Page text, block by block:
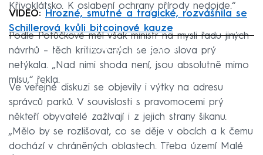
Křivoklátsko. K oslabení ochrany přírody nedojde.“
VIDEO:
Hrozné, smutné a tragické, rozvášnila se
Schillerová kvůli bitcoinové kauze
Failed to fetch
Podle Potůčkové měl však ministr na mysli řadu jiných
návrhů – těch kritizovaných se jeho slova prý
netýkala. „Nad nimi shoda není, jsou absolutně mimo
mísu,“ řekla.
Ve veřejné diskuzi se objevily i výtky na adresu
správců parků. V souvislosti s pravomocemi prý
někteří obyvatelé zažívají i z jejich strany šikanu.
„Mělo by se rozlišovat, co se děje v obcích a k čemu
dochází v chráněných oblastech. Třeba území Malé